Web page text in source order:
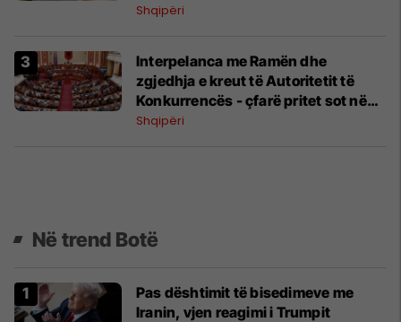
Shqipëri
Interpelanca me Ramën dhe
zgjedhja e kreut të Autoritetit të
Konkurrencës - çfarë pritet sot në
Kuvend
Shqipëri
Në trend Botë
Pas dështimit të bisedimeve me
Iranin, vjen reagimi i Trumpit